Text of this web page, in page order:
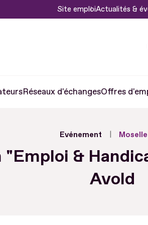
Site emploiActualités &
Réseaux d'échangesOffres
Evénement
"Emploi &
Avold